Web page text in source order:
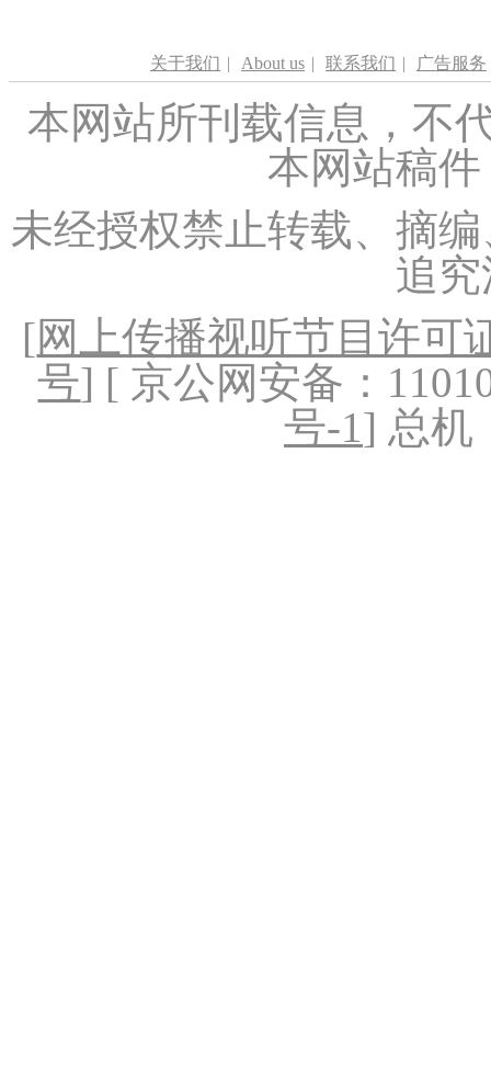
关于我们 | About us | 联系我们 | 广告服务
本网站所刊载信息，不
本网站稿
未经授权禁止转载、摘
追
[网上传播视听节目许可
号] [ 京公网安备：
号-1] 总机